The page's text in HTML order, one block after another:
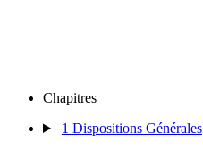
Chapitres
1 Dispositions Générales